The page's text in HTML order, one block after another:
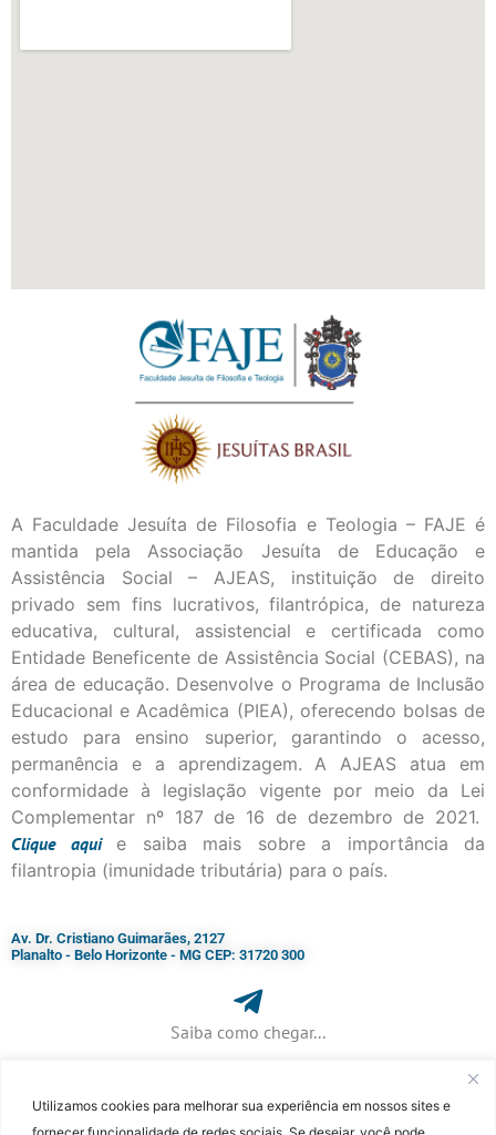
Utilizamos cookies para melhorar sua experiência em nossos sites e
fornecer funcionalidade de redes sociais. Se desejar, você pode
A Faculdade Jesuíta de Filosofia e Teologia – FAJE é
mantida pela Associação Jesuíta de Educação e
Assistência Social – AJEAS, instituição de direito
privado sem fins lucrativos, filantrópica, de natureza
educativa, cultural, assistencial e certificada como
Entidade Beneficente de Assistência Social (CEBAS), na
área de educação. Desenvolve o Programa de Inclusão
Educacional e Acadêmica (PIEA), oferecendo bolsas de
estudo para ensino superior, garantindo o acesso,
permanência e a aprendizagem. A AJEAS atua em
conformidade à legislação vigente por meio da Lei
Complementar nº 187 de 16 de dezembro de 2021.
Cliqueaqui
e saiba mais sobre a importância da
filantropia (imunidade tributária) para o país.
Av. Dr. Cristiano Guimarães, 2127
Planalto - Belo Horizonte - MG CEP: 31720 300
Saiba como chegar...
+ 55 (31) 3115-7000​